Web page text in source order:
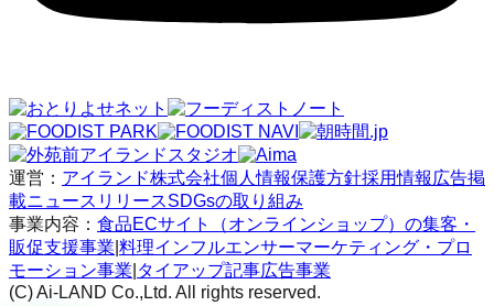
運営： アイランド株式会社個人情報保護方針採用情報 広告掲
載ニュースリリースSDGsの取り組み
事業内容： 食品ECサイト（オンラインショップ）の集客・
販促支援事業 料理インフルエンサーマーケティング・プロ
モーション事業 タイアップ記事広告事業
(C) Ai-LAND Co.,Ltd. All rights reserved.